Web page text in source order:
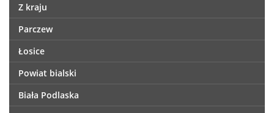
Z kraju
Parczew
Łosice
Powiat bialski
Biała Podlaska